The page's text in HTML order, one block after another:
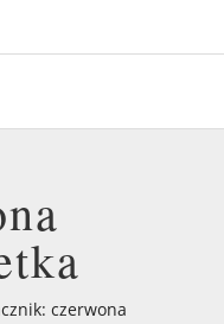
czerwona